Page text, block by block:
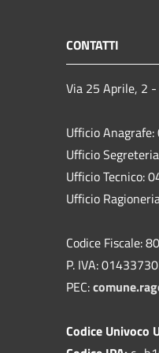
CONTATTI
Via 25 Aprile, 2
Ufficio
Ufficio
Ufficio Tecnico:
Ufficio
Codice Fiscale:
P. IVA:
PEC:
Codice Univoco